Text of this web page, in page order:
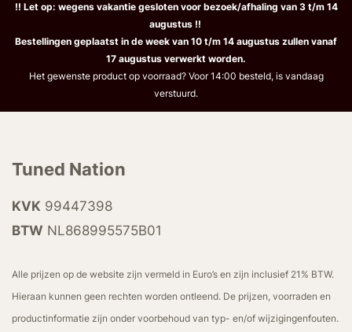
!! Let op: wegens vakantie gesloten voor bezoek/afhaling van 3 t/m 14
augustus !!
Bestellingen geplaatst in de week van 10 t/m 14 augustus zullen vanaf
17 augustus verwerkt worden.
Het gewenste product op voorraad? Voor 14:00 besteld, is vandaag
verstuurd.
Tuned Nation
KVK 99447398
BTW NL868995575B01
Alle prijzen op de website zijn vermeld in Euro’s en zijn inclusief 21% BTW.
Hieraan kunnen geen rechten worden ontleend. De prijzen, voorraden en
productinformatie zijn onder voorbehoud van typ- en/of wijzigingenfouten.